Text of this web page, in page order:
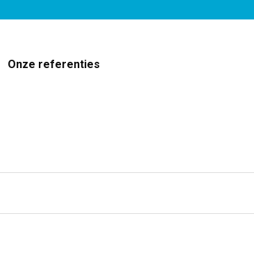
Onze referenties